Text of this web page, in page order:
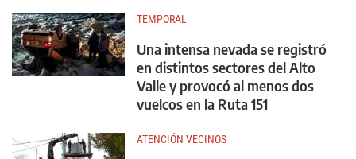
TEMPORAL
Una intensa nevada se registró
en distintos sectores del Alto
Valle y provocó al menos dos
vuelcos en la Ruta 151
ATENCIÓN VECINOS